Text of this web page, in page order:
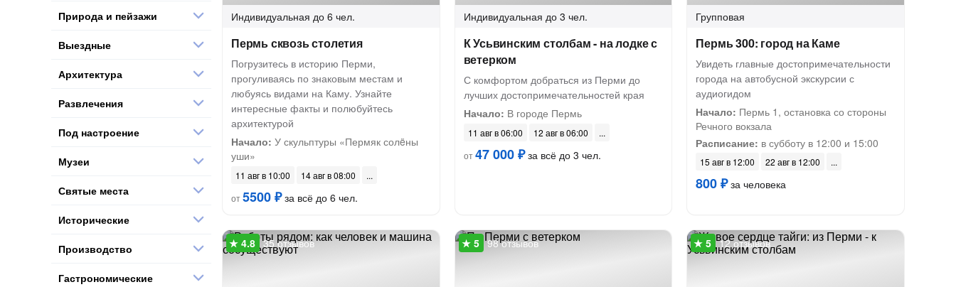
Индивидуальная до 6 чел.
Пермь сквозь столетия
Погрузитесь в историю Перми,
прогуливаясь по знаковым местам и
любуясь видами на Каму. Узнайте
интересные факты и полюбуйтесь
архитектурой
Начало: У скульптуры «Пермяк солëны
уши»
11 авг в 10:00
14 авг в 08:00
от5500 ₽за всё до 6 чел.
Индивидуальная до 3 чел.
К Усьвинским столбам - на лодке с
ветерком
С комфортом добраться из Перми до
лучших достопримечательностей края
Начало: В городе Пермь
11 авг в 06:00
12 авг в 06:00
от47 000 ₽за всё до 3 чел.
Групповая
Пермь 300: город на Каме
Увидеть главные достопримечательности
города на автобусной экскурсии с
аудиогидом
Начало: Пермь 1, остановка со стороны
Речного вокзала
Расписание: в субботу в 12:00 и 15:00
15 авг в 12:00 22 авг в 12:00
800 ₽за человека
35 отзывов 98 отзывов 12 отзывов
Природа и пейзажи
Выездные
Архитектура
Развлечения
Под настроение
Музеи
Святые места
Исторические
Производство
Гастрономические